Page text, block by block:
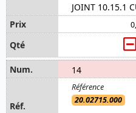
JOINT 10.15.1
14
20.02715.000